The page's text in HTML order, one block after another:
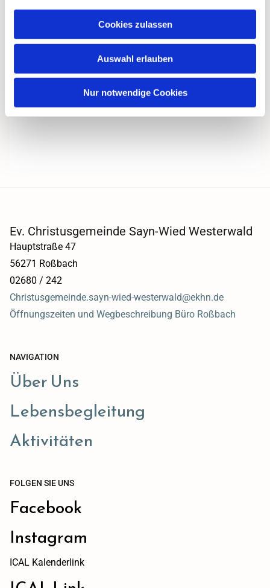
Cookies zulassen
Auswahl erlauben
Nur notwendige Cookies
Ev. Christusgemeinde Sayn-Wied Westerwald
Hauptstraße 47
56271 Roßbach
02680 / 242
Christusgemeinde.sayn-wied-westerwald@ekhn.de
Öffnungszeiten und Wegbeschreibung Büro Roßbach
NAVIGATION
Über Uns
Lebensbegleitung
Aktivitäten
FOLGEN SIE UNS
Facebook
Instagram
ICAL Kalenderlink